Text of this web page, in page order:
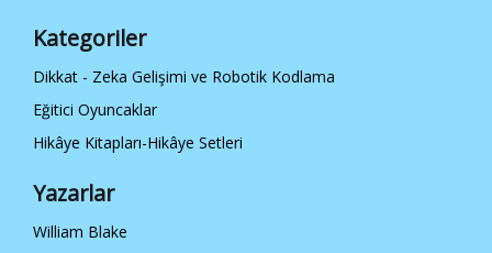
Kategoriler
Dikkat - Zeka Gelişimi ve Robotik Kodlama
Eğitici Oyuncaklar
Hikâye Kitapları-Hikâye Setleri
Yazarlar
William Blake